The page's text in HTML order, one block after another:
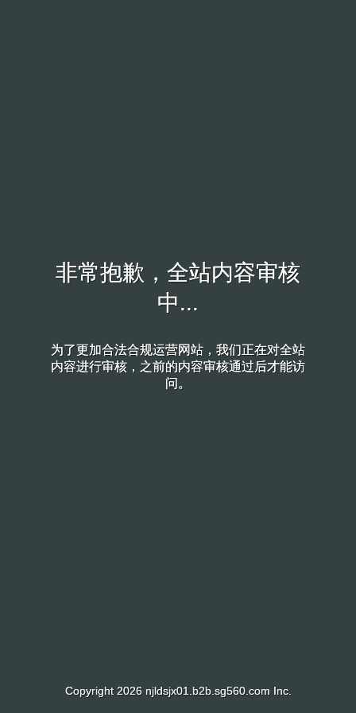
非常抱歉，全站内容审核
中...
为了更加合法合规运营网站，我们正在对全站
内容进行审核，之前的内容审核通过后才能访
问。
Copyright 2026 njldsjx01.b2b.sg560.com Inc.
非常抱歉，全站内容审核
中...
为了更加合法合规运营网站，我们正在对全站
内容进行审核，之前的内容审核通过后才能访
问。
Copyright 2026 njldsjx01.b2b.sg560.com Inc.